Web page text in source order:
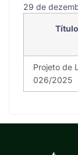
29 de
Título
Projeto de
026/2025